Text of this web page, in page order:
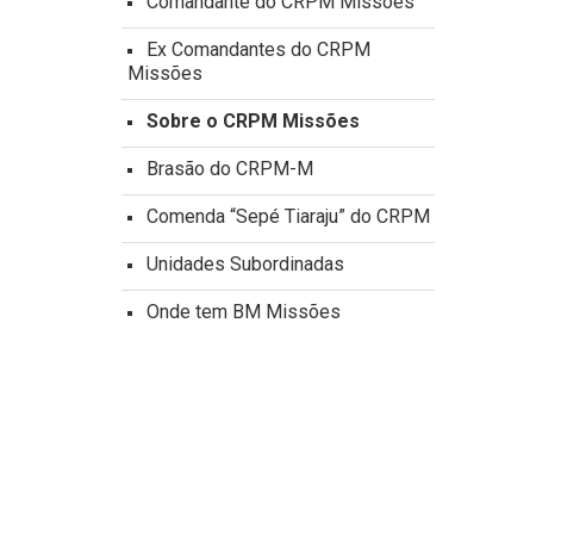
Ex Comandantes do CRPM
Missões
Sobre o CRPM Missões
Brasão do CRPM-M
Comenda “Sepé Tiaraju” do CRPM
Unidades Subordinadas
Onde tem BM Missões